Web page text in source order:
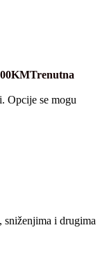
KMTrenutna
Opcije se mogu
sniženjima i drugima